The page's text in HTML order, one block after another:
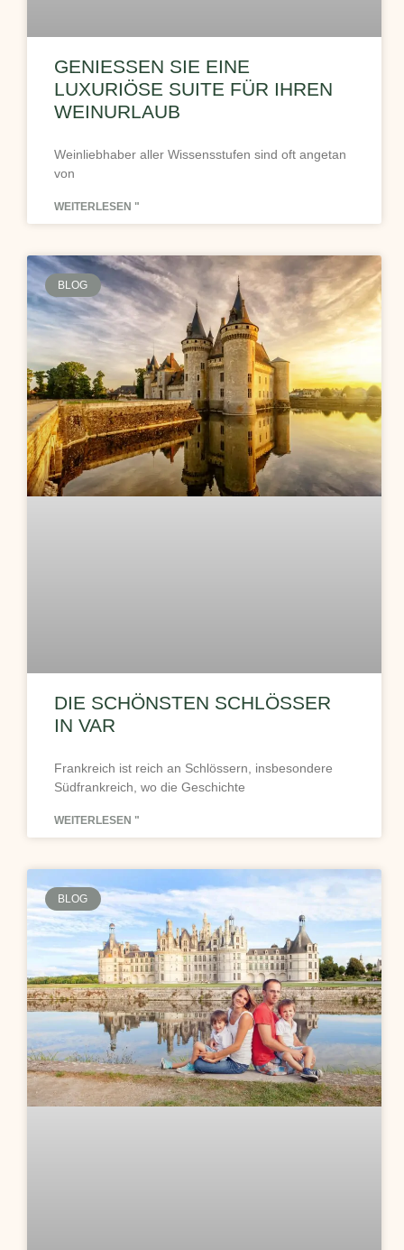
GENIESSEN SIE EINE L
UXURIÖSE SUITE FÜR IHREN W
EINURLAUB
Weinliebhaber aller Wissensstufen sind oft angetan
von
WEITERLESEN "
BLOG
DIE SCHÖNSTEN SCHLÖSSER
IN VAR
Frankreich ist reich an Schlössern, insbesondere
Südfrankreich, wo die Geschichte
WEITERLESEN "
BLOG